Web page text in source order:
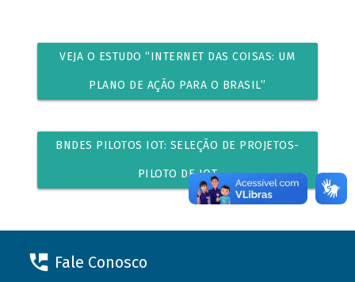
VEJA O ESTUDO “INTERNET DAS COISAS: UM
PLANO DE AÇÃO PARA O BRASIL”
BNDES PILOTOS IOT: SELEÇÃO DE PROJETOS-
PILOTO DE IOT
Fale Conosco